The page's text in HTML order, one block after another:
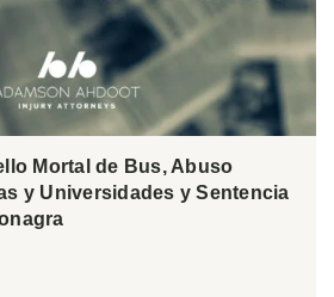
Mortal de Bus, Abuso
y Universidades y Sentencia